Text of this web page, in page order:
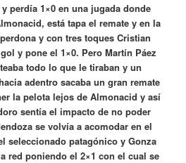
perdía 1×0 en una jugada donde
está tapa el remate y en la
y con tres toques Cristian
y pone el 1×0. Pero Martín Páez
todo lo que le tiraban y un
adentro sacaba un gran remate
la pelota lejos de Almonacid y así
sentía el impacto de no poder
se volvía a acomodar en el
seleccionado patagónico y Gonza
red poniendo el 2×1 con el cual se